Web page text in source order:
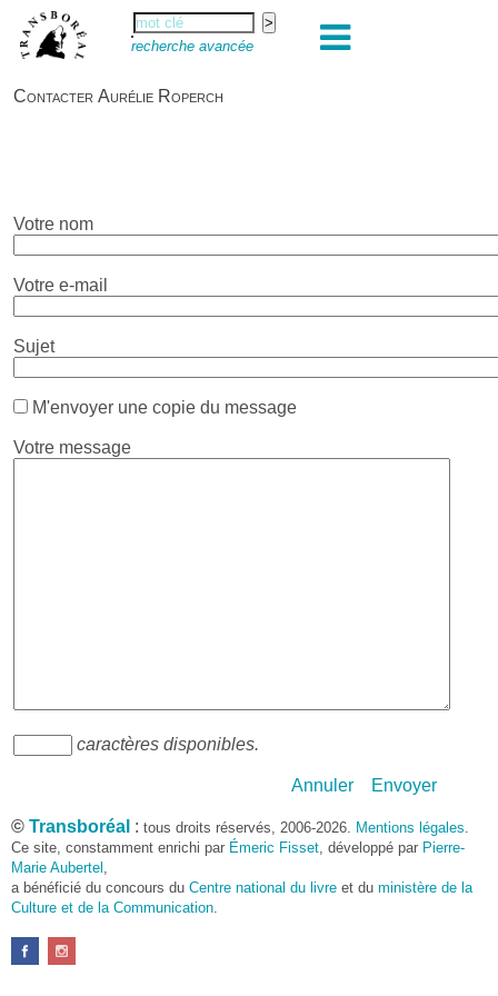
recherche avancée
Contacter Aurélie Roperch
Votre nom
Votre e-mail
Sujet
M'envoyer une copie du message
Votre message
caractères disponibles.
Annuler Envoyer
© Transboréal : tous droits réservés, 2006-2026. Mentions légales.
Ce site, constamment enrichi par Émeric Fisset, développé par Pierre-
Marie Aubertel ,
a bénéficié du concours du Centre national du livre et du ministère de la
Culture et de la Communication.